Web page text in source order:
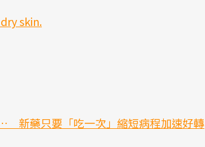
skin.
新藥只要「吃一次」縮短病程加速好轉